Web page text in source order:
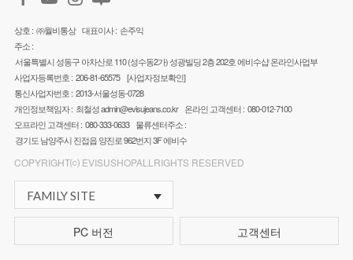
상호 : ㈜월비통상 대표이사 : 손주익
주소 :
서울특별시 성동구 아차산로 110 (성수동2가) 성광빌딩 2층 202호 에비수샵 온라인사업부
사업자등록번호 : 206-81-65575 [사업자정보확인]
통신사업자번호 : 2013-서울성동-0728
개인정보책임자 : 최철성admin@evisujeans.co.kr 온라인 고객센터 : 080-012-7100
오프라인 고객센터 : 080-333-0633 물류센터주소 :
경기도 남양주시 진접읍 양진로 962번지 3F 에비수
COPYRIGHT⒞ EVISUSHOPALLRIGHTS RESERVED
FAMILY SITE
PC 버전 고객센터